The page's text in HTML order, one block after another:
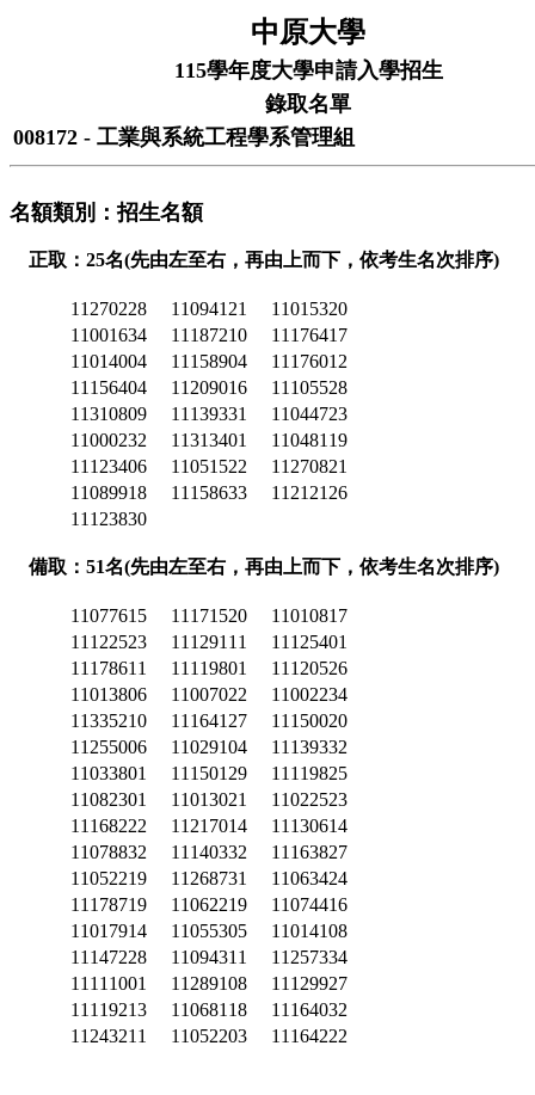
中原大學
115學年度大學申請入學招生
錄取名單
008172 - 工業與系統工程學系管理組
名額類別：招生名額
正取：25名(先由左至右，再由上而下，依考生名次排序)
11270228 11094121
11015320
11001634
11187210
11176417
11014004
11158904
11176012
11156404
11209016
11105528
11310809
11139331
11044723
11000232
11313401
11048119
11123406
11051522
11270821
11089918
11158633
11212126
11123830
備取：51名(先由左至右，再由上而下，依考生名次排序)
11077615 11171520
11010817
11122523
11129111
11125401
11178611
11119801
11120526
11013806
11007022
11002234
11335210
11164127
11150020
11255006
11029104
11139332
11033801
11150129
11119825
11082301
11013021
11022523
11168222
11217014
11130614
11078832
11140332
11163827
11052219
11268731
11063424
11178719
11062219
11074416
11017914
11055305
11014108
11147228
11094311
11257334
11111001
11289108
11129927
11119213
11068118
11164032
11243211
11052203 11164222